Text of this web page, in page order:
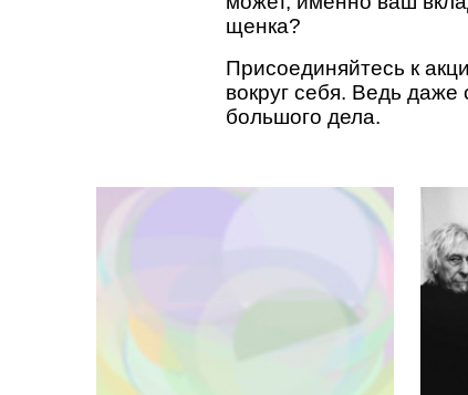
щенка?
Присоединяйтесь к
вокруг себя. Ведь
большого дела.